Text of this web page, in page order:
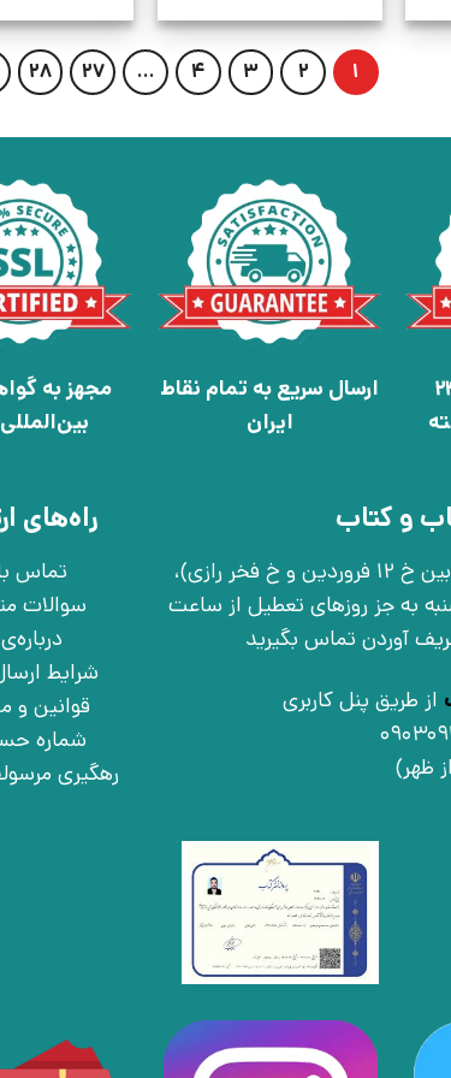
1
2
3
4
…
27
28
24
ارسال سریع به تمام نقاط
ایران
مجهز به
بین‌المللی SSL
و کتاب
تهران، خ انقلاب، خ 12 فروردین، خ روانمهر شرقی(بین خ 12 فروردین و خ فخر رازی)،
چهارشنبه به جز روزهای تعطیل از ساعت
از طریق پنل کاربری
راه‌های
تماس
سوالات
شرایط
قوانین و
شماره
رهگیری